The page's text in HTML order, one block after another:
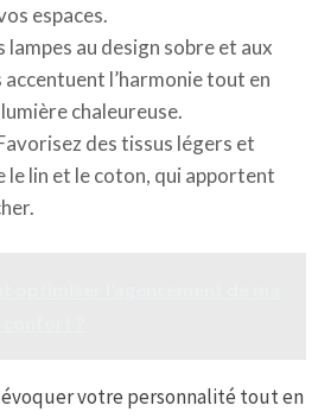
espaces.
lampes au design sobre et aux
l’harmonie tout en
chaleureuse.
des tissus légers et
le lin et le coton, qui apportent
évoquer votre personnalité tout en